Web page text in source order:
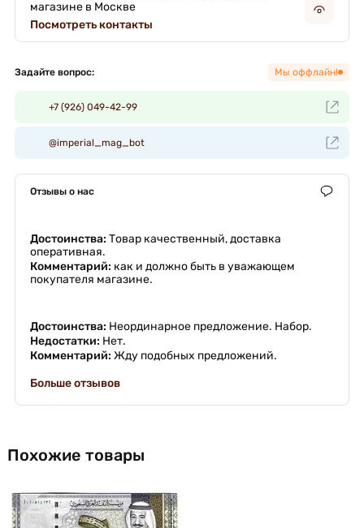
магазине в Москве
Посмотреть контакты
Задайте вопрос: Мы оффлайн!
+7 (926) 049-42-99
@imperial_mag_bot
Отзывы о нас
Достоинства: Товар качественный, доставка
оперативная.
Комментарий: как и должно быть в уважающем
покупателя магазине.
Достоинства: Неординарное предложение. Набор.
Недостатки: Нет.
Комментарий: Жду подобных предложений.
Больше отзывов
Похожие товары